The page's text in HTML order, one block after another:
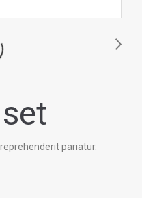
pariatur.